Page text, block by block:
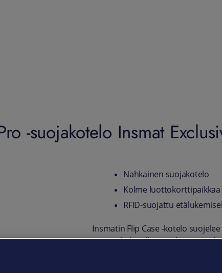
-suojakotelo Insmat
Nahkainen suojakotelo
Kolme luottokorttipaikkaa
RFID-suojattu
Insmatin Flip Case -kotelo
Pro -puhelimelle räätälöity